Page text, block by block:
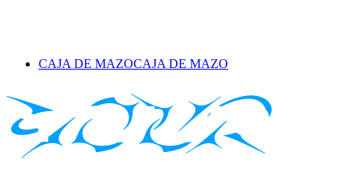
CAJA DE MAZOCAJA DE MAZO